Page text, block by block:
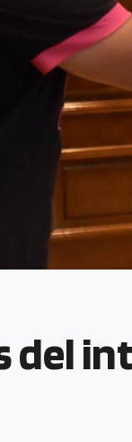
del